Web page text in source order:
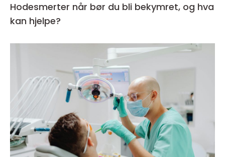
Hodesmerter når bør du bli bekymret, og hva
kan hjelpe?